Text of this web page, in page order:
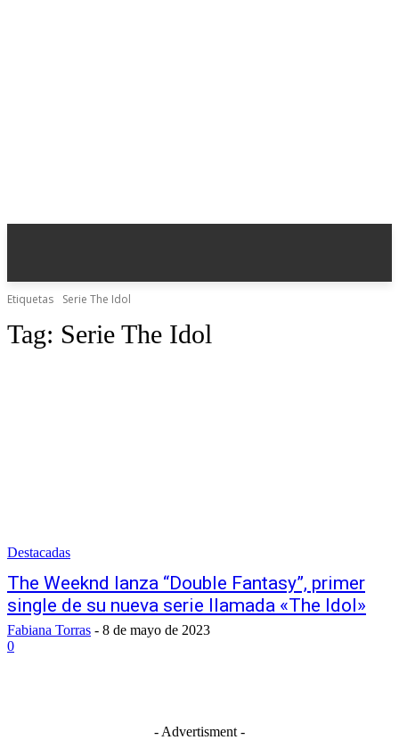
Etiquetas Serie The Idol
Tag: Serie The Idol
Destacadas
The Weeknd lanza “Double Fantasy”, primer
single de su nueva serie llamada «The Idol»
Fabiana Torras - 8 de mayo de 2023
0
- Advertisment -